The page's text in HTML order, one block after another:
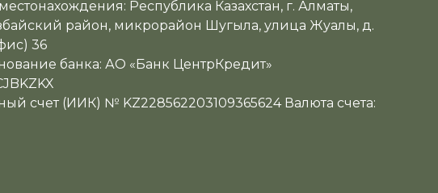
Республика Казахстан, г. Алматы,
район, микрорайон Шугыла, улица Жуалы, д.
36
банка: АО «Банк ЦентрКредит»
счет (ИИК) № KZ228562203109365624 Валюта счета: